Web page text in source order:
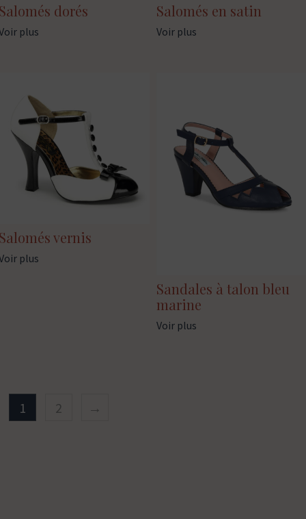
dorés
plus
Salomés en satin
Voir plus
vernis
plus
Sandales à talon bleu
marine
Voir plus
1 2 →